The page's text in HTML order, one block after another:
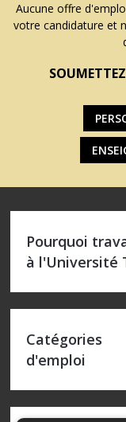
Aucune offre
votre candidature et
Pourquoi
à l'Université
Catégories
d'emploi